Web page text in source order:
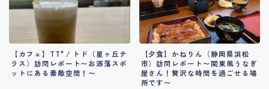
【カフェ】TT" / トド（星ヶ丘テ
ラス）訪問レポート〜お洒落スポ
ットにある素敵空間！〜
【夕食】かねりん（静岡県浜松
市）訪問レポート〜関東風うなぎ
屋さん！贅沢な時間を過ごせる場
所です〜